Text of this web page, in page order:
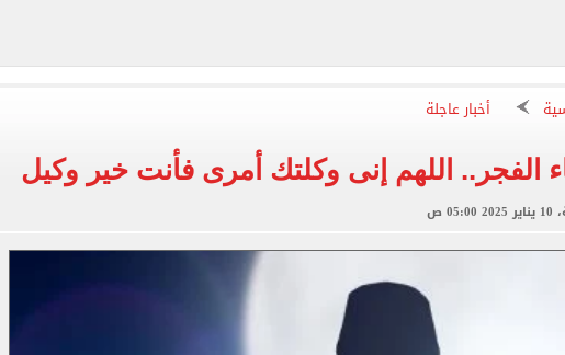
فوكس نيوز: مقتل عدة أشخاص في إطلاق نار بولاية نورث كارولينا
أخبار عاجلة
الفجر.. اللهم إنى وكلتك أمرى فأنت خير وكيل
ص